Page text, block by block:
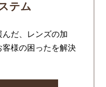
テム
んだ、レンズの加
様の困ったを解決